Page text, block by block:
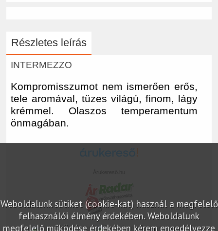
Részletes leírás
INTERMEZZO
Kompromisszumot nem ismerően erős,
tele aromával, tüzes világú, finom, lágy
krémmel. Olaszos temperamentum
önmagában.
Weboldalunk sütiket (cookie-kat) használ a megfelelő
felhasználói élmény érdekében. Weboldalunk
megfelelő működése érdekében kérem engedélyezze
marketplace partner